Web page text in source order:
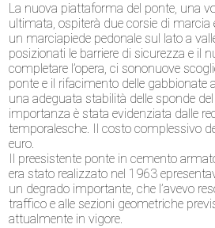
La nuova piattaforma del ponte, una
ultimata,ospiterà due corsie di marcia
un marciapiede pedonale sul lato a
posizionati le barriere di sicurezza e il
completare l’opera, ci sononuove
ponte e il rifacimento delle gabbionate
una adeguata stabilità delle sponde
importanza è stata evidenziata dalle
temporalesche. Il costo complessivo
euro.
Il preesistente ponte in cemento
era stato realizzato nel 1963 e
un degrado importante,che l’avevo
traffico e alle sezioni geometriche
attualmente in vigore.